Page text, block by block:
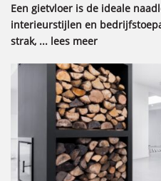
Een gietvloer is de ideale
interieurstijlen en
strak, ... lees meer